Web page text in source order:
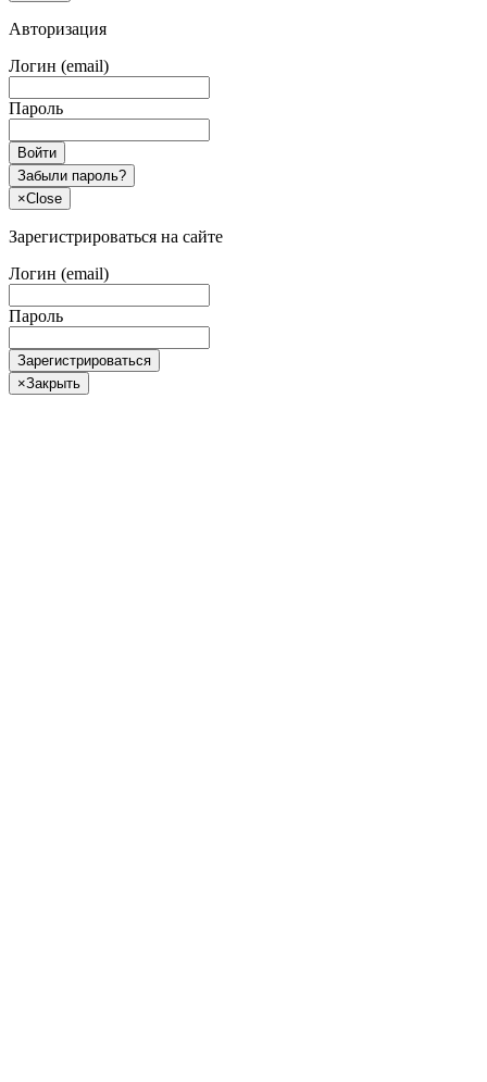
Авторизация
Логин (email)
Пароль
Войти
Забыли пароль?
×Close
Зарегистрироваться на сайте
Логин (email)
Пароль
Зарегистрироваться
×Закрыть